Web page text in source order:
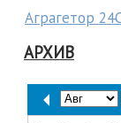
Аграгетор
АРХИВ